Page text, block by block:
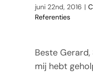
juni 22nd, 2016 |
Referenties
Beste
mij hebt